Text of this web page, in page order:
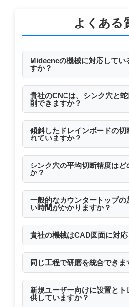
よくある
Midecncの機械に対応してい
すか？
ツ、セラミックに対応してい
貴社のCNCは、シンク穴と
削できますか？
のセットアップでプログラム
傾斜したドレインボードの切
れていますか？
ターやブリッジソーを使用し
シンク穴の平均切断精度はど
か？
能です。
一般的なカウンタートップの
い時間がかかりますか？
ます。
貴社の機械はCAD図面に対応
しています。
同じ工程で研磨を統合できま
ーティングと研磨が可能です。
新規ユーザー向けに設置とト
供していますか？